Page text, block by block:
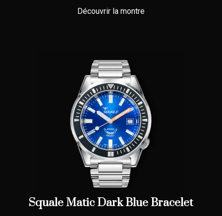
Découvrir la montre
Squale Matic Dark Blue Bracelet